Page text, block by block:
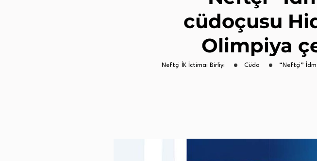
cüdoçusu
Olimpiya
Neftçi İK İctimai Birliyi Cüdo
“Neftçi”